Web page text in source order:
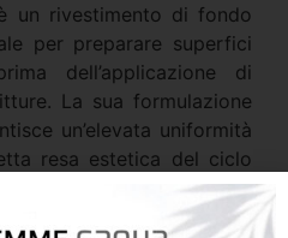
un rivestimento di fondo
per preparare superfici
dell’applicazione di
La sua formulazione
un’elevata uniformità
resa estetica del ciclo